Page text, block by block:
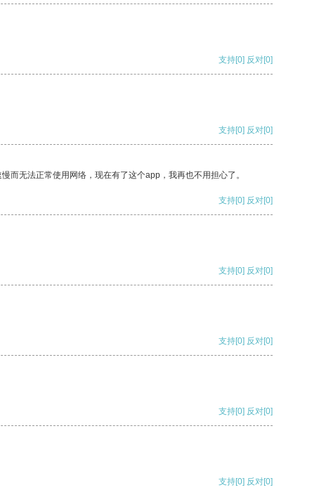
支持[0] 反对[0]
支持[0] 反对[0]
而无法正常使用网络，现在有了这个app，我再也不用担心了。
支持[0] 反对[0]
支持[0] 反对[0]
支持[0] 反对[0]
支持[0] 反对[0]
支持[0] 反对[0]